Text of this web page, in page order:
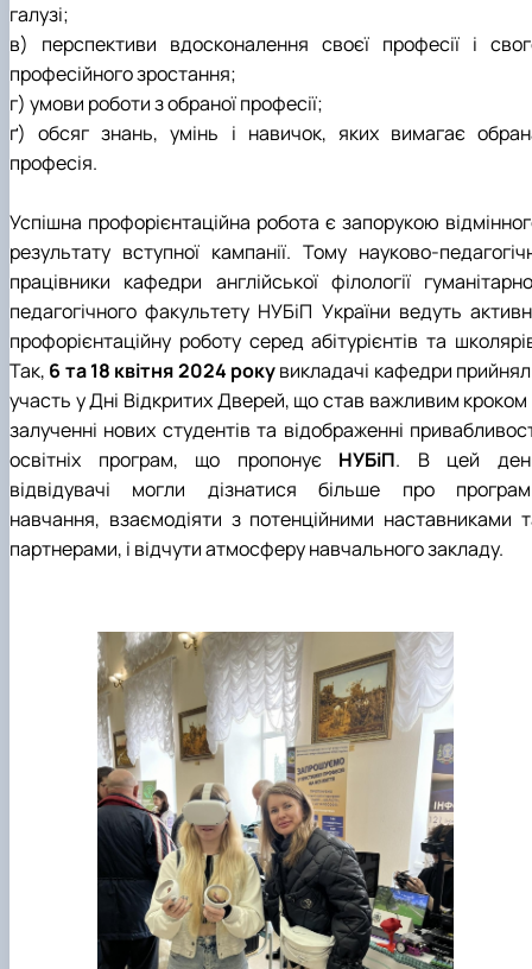
галузі;
в) перспективи вдосконалення своєї професії і
професійного зростання;
г) умови роботи з обраної професії;
ґ) обсяг знань, умінь і навичок, яких вимагає
професія.
Успішна профорієнтаційна робота є запорукою
результату вступної кампанії. Тому науково-
працівники кафедри англійської філології
педагогічного факультету НУБіП України ведуть
профорієнтаційну роботу серед абітурієнтів та
Так, 6 та 18 квітня 2024 рокувикладачі кафедри
участь у Дні Відкритих Дверей, що став важливим кроком
залученні нових студентів та відображенні
освітніх програм, що пропонує НУБіП. В цей
відвідувачі могли дізнатися більше про
навчання, взаємодіяти з потенційними наставниками
партнерами, і відчути атмосферу навчального закладу.